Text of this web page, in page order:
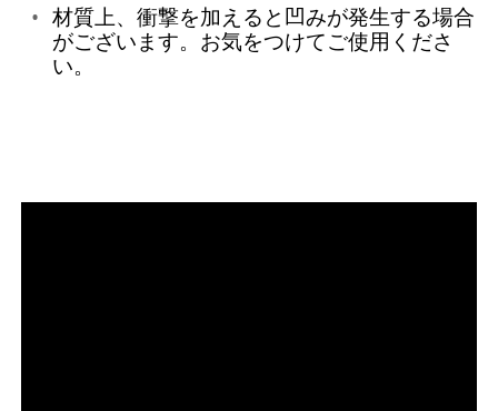
材質上、衝撃を加えると凹みが発生する場合
がございます。お気をつけてご使用くださ
い。